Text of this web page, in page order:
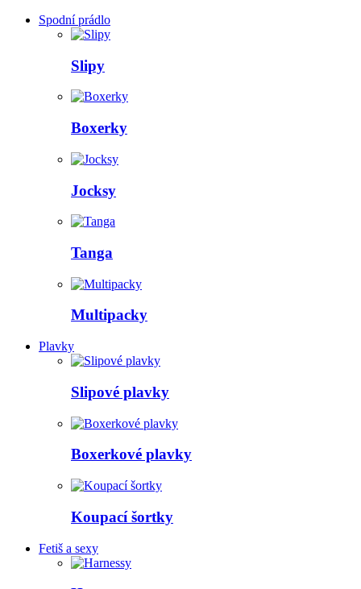
Spodní prádlo
Slipy
Boxerky
Jocksy
Tanga
Multipacky
Plavky
Slipové plavky
Boxerkové plavky
Koupací šortky
Fetiš a sexy